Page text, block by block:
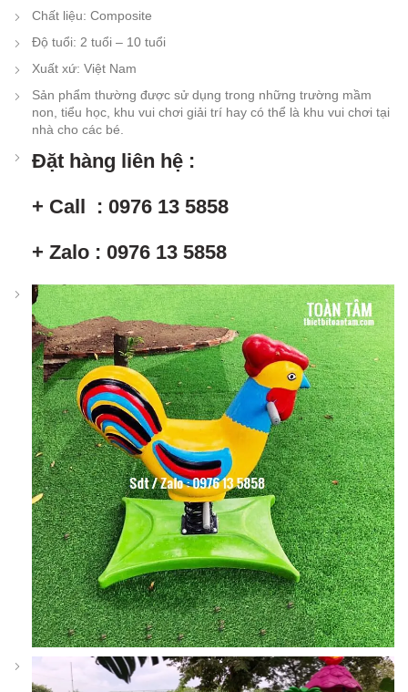
Chất liệu: Composite
Độ tuổi: 2 tuổi – 10 tuổi
Xuất xứ: Việt Nam
Sản phẩm thường được sử dụng trong những trường mầm
non, tiểu học, khu vui chơi giải trí hay có thể là khu vui chơi tại
nhà cho các bé.
Đặt hàng liên hệ :
+ Call : 0976 13 5858
+ Zalo : 0976 13 5858